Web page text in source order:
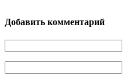
Добавить комментарий